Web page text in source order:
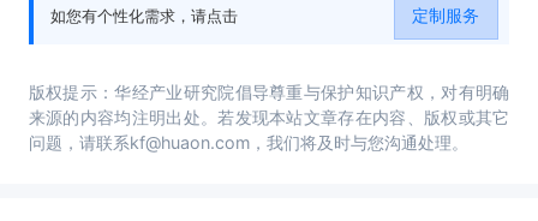
国进出口贸易行业发展战略及规划建议。
如您有个性化需求，请点击 定制服务
版权提示：华经产业研究院倡导尊重与保护知识产权，对有明确
来源的内容均注明出处。若发现本站文章存在内容、版权或其它
问题，请联系kf@huaon.com，我们将及时与您沟通处理。